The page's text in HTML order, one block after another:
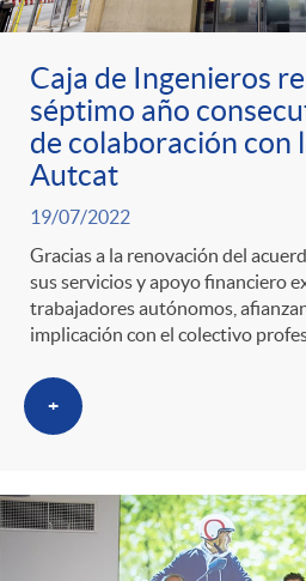
Caja de Ingenieros
séptimo año
de colaboración con
Autcat
19/07/2022
Gracias a la renovación del
sus servicios y apoyo financiero
trabajadores autónomos,
implicación con el colectivo
+